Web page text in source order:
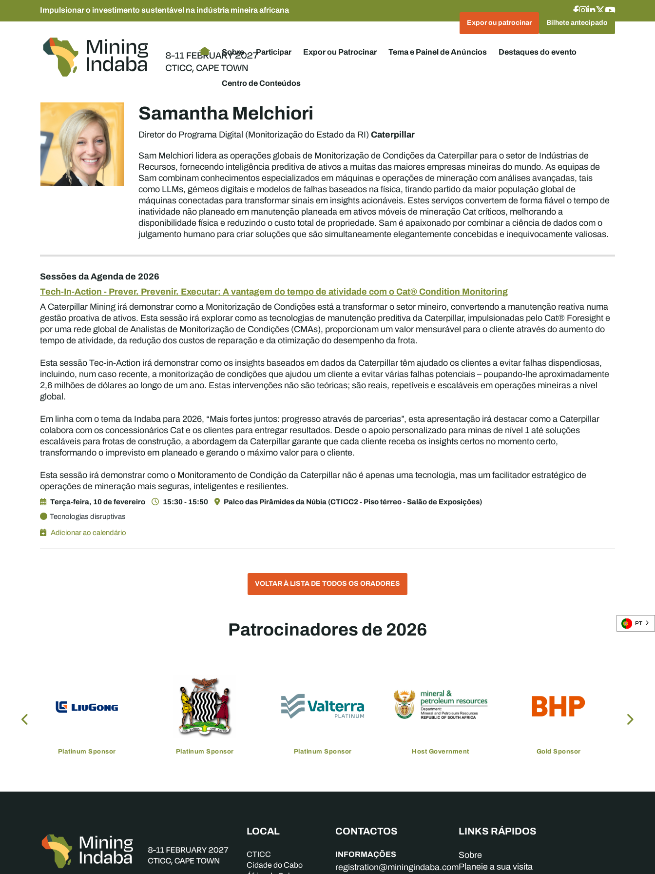
Impulsionar o investimento sustentável na indústria mineira africana
Expor ou patrocinar Bilhete antecipado
Sobre Participar Expor ou Patrocinar Tema e Painel de Anúncios Destaques do evento
Centro de Conteúdos
Samantha Melchiori
Diretor do Programa Digital (Monitorização do Estado da RI)Caterpillar
Sam Melchiori lidera as operações globais de Monitorização de Condições da Caterpillar para o setor de Indústrias de
Recursos, fornecendo inteligência preditiva de ativos a muitas das maiores empresas mineiras do mundo. As equipas de
Sam combinam conhecimentos especializados em máquinas e operações de mineração com análises avançadas, tais
como LLMs, gémeos digitais e modelos de falhas baseados na física, tirando partido da maior população global de
máquinas conectadas para transformar sinais em insights acionáveis. Estes serviços convertem de forma fiável o tempo de
inatividade não planeado em manutenção planeada em ativos móveis de mineração Cat críticos, melhorando a
disponibilidade física e reduzindo o custo total de propriedade. Sam é apaixonado por combinar a ciência de dados com o
julgamento humano para criar soluções que são simultaneamente elegantemente concebidas e inequivocamente valiosas.
Sessões da Agenda de 2026
Tech-In-Action - Prever. Prevenir. Executar: A vantagem do tempo de atividade com o Cat® Condition Monitoring
A Caterpillar Mining irá demonstrar como a Monitorização de Condições está a transformar o setor mineiro, convertendo a manutenção reativa numa
gestão proativa de ativos. Esta sessão irá explorar como as tecnologias de manutenção preditiva da Caterpillar, impulsionadas pelo Cat® Foresight e
por uma rede global de Analistas de Monitorização de Condições (CMAs), proporcionam um valor mensurável para o cliente através do aumento do
tempo de atividade, da redução dos custos de reparação e da otimização do desempenho da frota.
Esta sessão Tec-in-Action irá demonstrar como os insights baseados em dados da Caterpillar têm ajudado os clientes a evitar falhas dispendiosas,
incluindo, num caso recente, a monitorização de condições que ajudou um cliente a evitar várias falhas potenciais – poupando-lhe aproximadamente
2,6 milhões de dólares ao longo de um ano. Estas intervenções não são teóricas; são reais, repetíveis e escaláveis em operações mineiras a nível
global.
Em linha com o tema da Indaba para 2026, “Mais fortes juntos: progresso através de parcerias”, esta apresentação irá destacar como a Caterpillar
colabora com os concessionários Cat e os clientes para entregar resultados. Desde o apoio personalizado para minas de nível 1 até soluções
escaláveis para frotas de construção, a abordagem da Caterpillar garante que cada cliente receba os insights certos no momento certo,
transformando o imprevisto em planeado e gerando o máximo valor para o cliente.
Esta sessão irá demonstrar como o Monitoramento de Condição da Caterpillar não é apenas uma tecnologia, mas um facilitador estratégico de
operações de mineração mais seguras, inteligentes e resilientes.
Terça-feira, 10 de fevereiro 15:30 - 15:50
Palco das Pirâmides da Núbia (CTICC2 - Piso térreo - Salão de Exposições)
Tecnologias disruptivas
Adicionar ao calendário
VOLTAR À LISTA DE TODOS OS ORADORES
Patrocinadores de 2026
Platinum Sponsor Platinum Sponsor Platinum Sponsor Host Government Gold Sponsor
LOCAL
CTICC
Cidade do Cabo
CONTACTOS
INFORMAÇÕES
registration@miningindaba.com
LINKS RÁPIDOS
Sobre
Planeie a sua visita
PT